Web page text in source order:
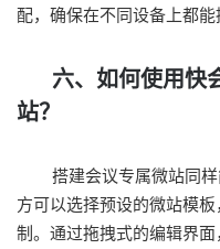
配，确保在不同设备上都能
六、如何使用快
站？
搭建会议专属微站同
方可以选择预设的微站模
制。通过拖拽式的编辑界